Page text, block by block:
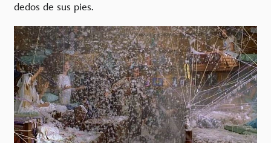
dedos de sus pies.